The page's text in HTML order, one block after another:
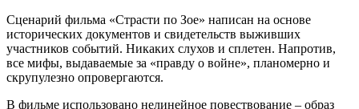
Сценарий фильма «Страсти по Зое» написан на основе
исторических документов и свидетельств выживших
участников событий. Никаких слухов и сплетен. Напротив,
все мифы, выдаваемые за «правду о войне», планомерно и
скрупулезно опровергаются.
В фильме использовано нелинейное повествование – образ